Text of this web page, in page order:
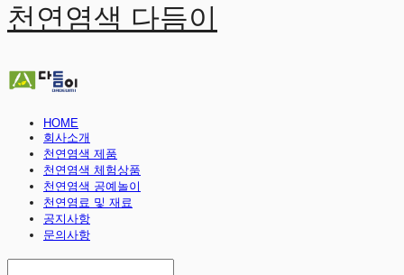
천연염색 다듬이
HOME
회사소개
천연염색 제품
천연염색 체험상품
천연염색 공예놀이
천연염료 및 재료
공지사항
문의사항